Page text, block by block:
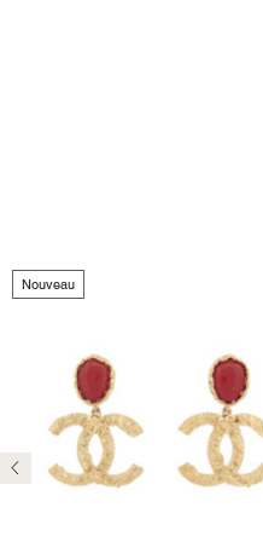
Précédent
Nouveau